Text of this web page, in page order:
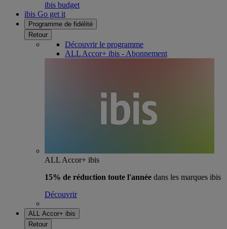
ibis budget
ibis Go get it
Programme de fidélité
Retour
Découvrir le programme
ALL Accor+ ibis - Abonnement
ALL Accor+ ibis
15% de réduction toute l'année dans les marques ibis
Découvrir
ALL Accor+ ibis
Retour